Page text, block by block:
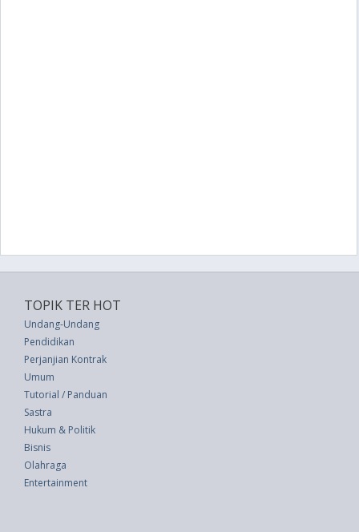
TOPIK TER HOT
Undang-Undang
Pendidikan
Perjanjian Kontrak
Umum
Tutorial / Panduan
Sastra
Hukum & Politik
Bisnis
Olahraga
Entertainment